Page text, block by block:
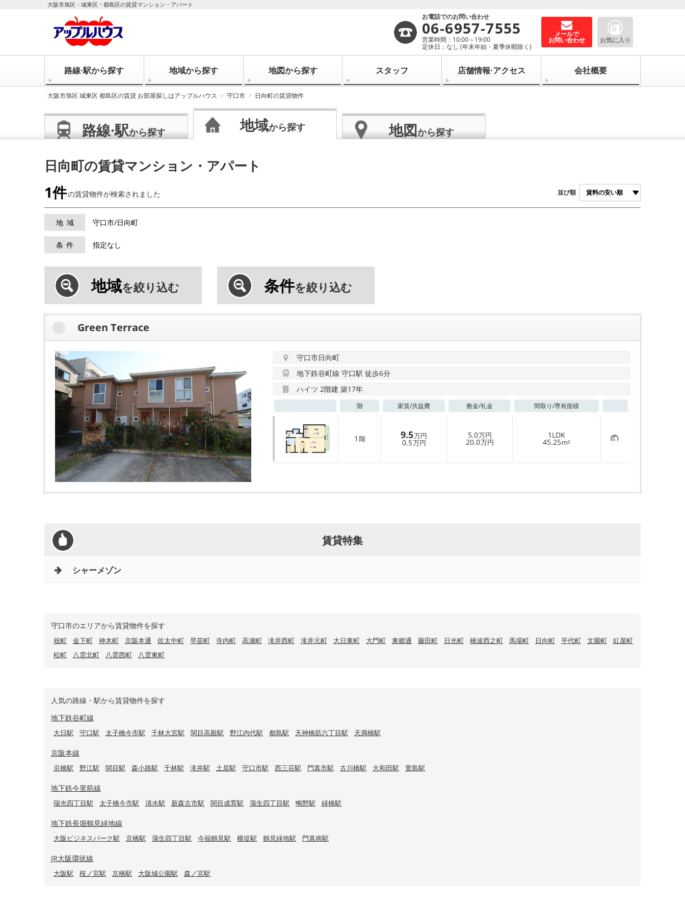
大阪市旭区・城東区・都島区の賃貸マンション・アパート
お電話でのお問い合わせ
06-6957-7555
営業時間：10:00～19:00
定休日：なし (年末年始・夏季休暇除く)
メールで
お問い合わせ お気に入り
路線·駅から探す 地域から探す 地図から探す スタッフ 店舗情報·アクセス 会社概要
大阪市旭区 城東区 都島区の賃貸 お部屋探しはアップルハウス 守口市 日向町の賃貸物件
路線·駅から探す 地域から探す 地図から探す
日向町の賃貸マンション・アパート
1件の賃貸物件が検索されました 並び順
地域 守口市/日向町
条件 指定なし
地域を絞り込む 条件を絞り込む
Green Terrace
守口市日向町
地下鉄谷町線 守口駅 徒歩6分
ハイツ 2階建 築17年
階 家賃/共益費 敷金/礼金 間取り/専有面積
1 階 9.5万円
0.5万円
5.0万円
20.0万円
1LDK
45.25m² お
気
に
入
賃貸特集
シャーメゾン
守口市のエリアから賃貸物件を探す
祝町 金下町 神木町 京阪本通 佐太中町 早苗町 寺内町 高瀬町 滝井西町 滝井元町 大日東町 大門町 東郷通 藤田町 日光町 橋波西之町 馬場町 日向町 平代町 文園町
紅屋町
松町
八雲北町 八雲西町 八雲東町
人気の路線・駅から賃貸物件を探す
地下鉄谷町線
大日駅 守口駅 太子橋今市駅 千林大宮駅 関目高殿駅 野江内代駅 都島駅 天神橋筋六丁目駅 天満橋駅
京阪本線
京橋駅 野江駅 関目駅 森小路駅 千林駅 滝井駅 土居駅 守口市駅 西三荘駅 門真市駅 古川橋駅 大和田駅 萱島駅
地下鉄今里筋線
瑞光四丁目駅 太子橋今市駅 清水駅 新森古市駅 関目成育駅 蒲生四丁目駅 鴫野駅 緑橋駅
地下鉄長堀鶴見緑地線
大阪ビジネスパーク駅 京橋駅 蒲生四丁目駅 今福鶴見駅 横堤駅 鶴見緑地駅 門真南駅
JR大阪環状線
大阪駅 桜ノ宮駅 京橋駅 大阪城公園駅 森ノ宮駅